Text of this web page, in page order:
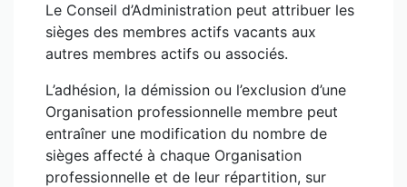
Le Conseil d’Administration peut attribuer les
sièges des membres actifs vacants aux
autres membres actifs ou associés.
L’adhésion, la démission ou l’exclusion d’une
Organisation professionnelle membre peut
entraîner une modification du nombre de
sièges affecté à chaque Organisation
professionnelle et de leur répartition, sur